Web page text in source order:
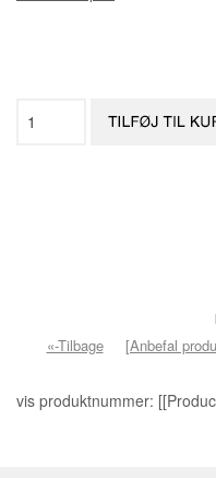
«-Tilbage [Anbefal
vis produktnummer: